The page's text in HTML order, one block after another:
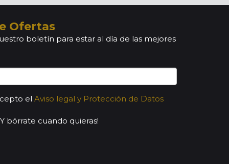
Ofertas
boletín para estar al día de las mejores
el Aviso legal y Protección de Datos
bórrate cuando quieras!